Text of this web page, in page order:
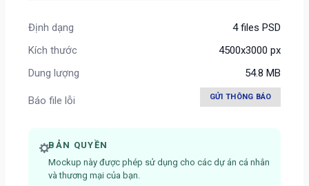
Định dạng
4 files PSD
Kích thước
4500x3000 px
Dung lượng
54.8 MB
Báo file lỗi GỬI THÔNG BÁO
BẢN QUYỀN
Mockup này được phép sử dụng cho các dự án cá nhân
và thương mại của bạn.